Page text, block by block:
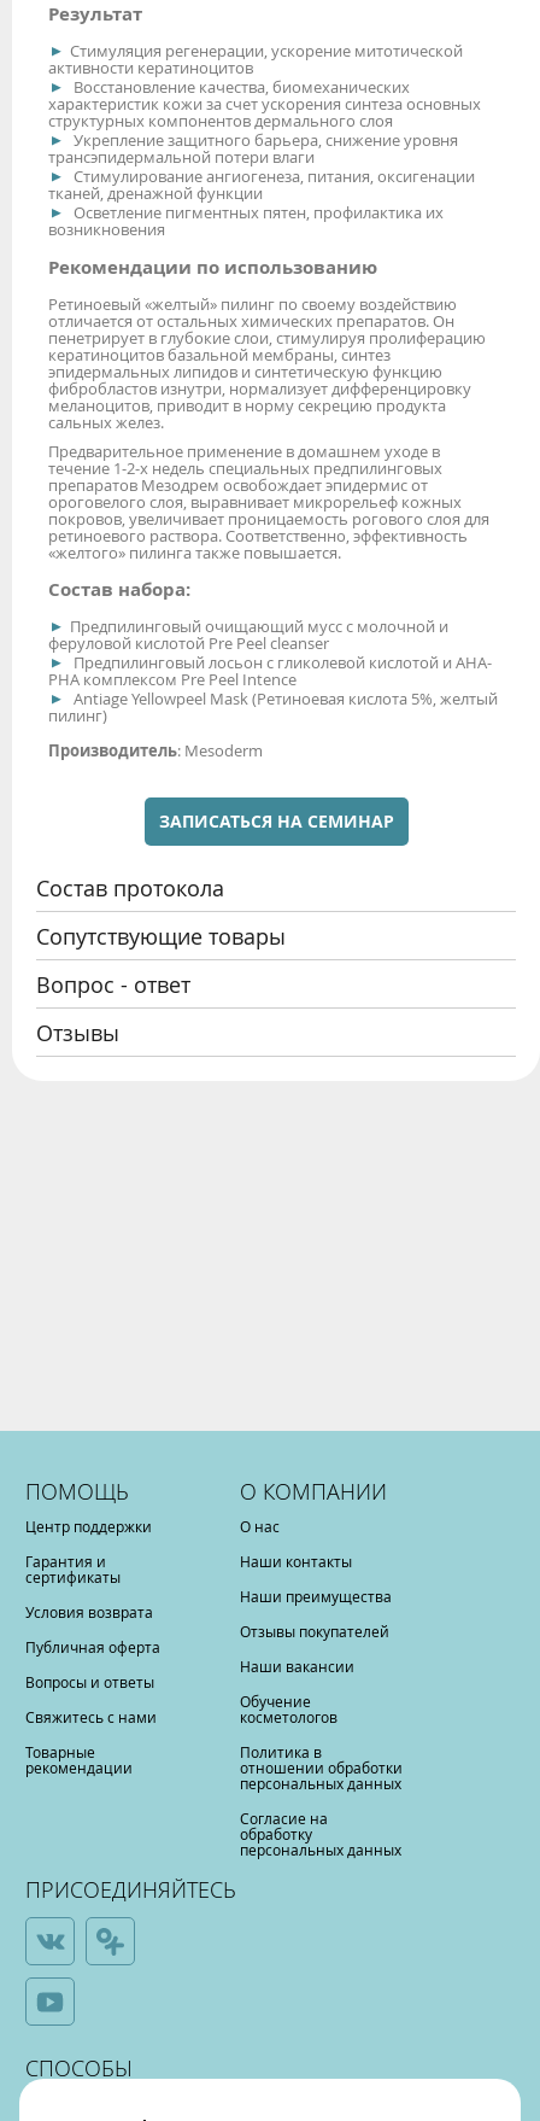
Результат
Стимуляция регенерации, ускорение митотической
активности кератиноцитов
Восстановление качества, биомеханических
характеристик кожи за счет ускорения синтеза основных
структурных компонентов дермального слоя
Укрепление защитного барьера, снижение уровня
трансэпидермальной потери влаги
Стимулирование ангиогенеза, питания, оксигенации
тканей, дренажной функции
Осветление пигментных пятен, профилактика их
возникновения
Рекомендации по использованию
Ретиноевый «желтый» пилинг по своему воздействию
отличается от остальных химических препаратов. Он
пенетрирует в глубокие слои, стимулируя пролиферацию
кератиноцитов базальной мембраны, синтез
эпидермальных липидов и синтетическую функцию
фибробластов изнутри, нормализует дифференцировку
меланоцитов, приводит в норму секрецию продукта
сальных желез.
Предварительное применение в домашнем уходе в
течение 1-2-х недель специальных предпилинговых
препаратов Мезодрем освобождает эпидермис от
ороговелого слоя, выравнивает микрорельеф кожных
покровов, увеличивает проницаемость рогового слоя для
ретиноевого раствора. Соответственно, эффективность
«желтого» пилинга также повышается.
Состав набора:
Предпилинговый очищающий мусс с молочной и
феруловой кислотой Pre Peel cleanser
Предпилинговый лосьон с гликолевой кислотой и АНА-
РНА комплексом Pre Peel Intence
Antiage Yellowpeel Mask (Ретиноевая кислота 5%, желтый
пилинг)
Производитель: Mesoderm
ЗАПИСАТЬСЯ НА СЕМИНАР
Состав протокола
Сопутствующие товары
Вопрос - ответ
Отзывы
ПОМОЩЬ
Центр поддержки
Гарантия и
сертификаты
Условия возврата
Публичная оферта
Вопросы и ответы
Свяжитесь с нами
Товарные
рекомендации
О КОМПАНИИ
О нас
Наши контакты
Наши преимущества
Отзывы покупателей
Наши вакансии
Обучение
косметологов
Политика в
отношении обработки
персональных данных
Согласие на
обработку
персональных данных
ПРИСОЕДИНЯЙТЕСЬ
СПОСОБЫ
ОПЛАТЫ